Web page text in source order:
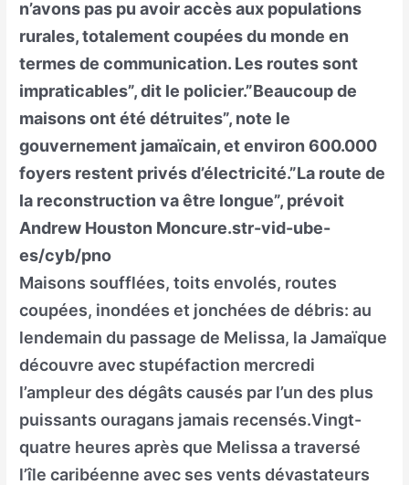
n’avons pas pu avoir accès aux populations
rurales, totalement coupées du monde en
termes de communication. Les routes sont
impraticables”, dit le policier.”Beaucoup de
maisons ont été détruites”, note le
gouvernement jamaïcain, et environ 600.000
foyers restent privés d’électricité.”La route de
la reconstruction va être longue”, prévoit
Andrew Houston Moncure.str-vid-ube-
es/cyb/pno
Maisons soufflées, toits envolés, routes
coupées, inondées et jonchées de débris: au
lendemain du passage de Melissa, la Jamaïque
découvre avec stupéfaction mercredi
l’ampleur des dégâts causés par l’un des plus
puissants ouragans jamais recensés.Vingt-
quatre heures après que Melissa a traversé
l’île caribéenne avec ses vents dévastateurs